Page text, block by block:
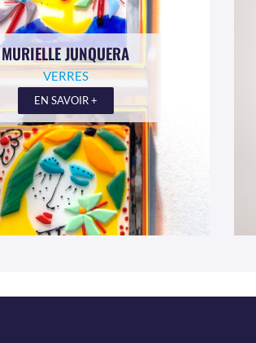
MURIELLE JUNQUERA
VERRES
EN SAVOIR +